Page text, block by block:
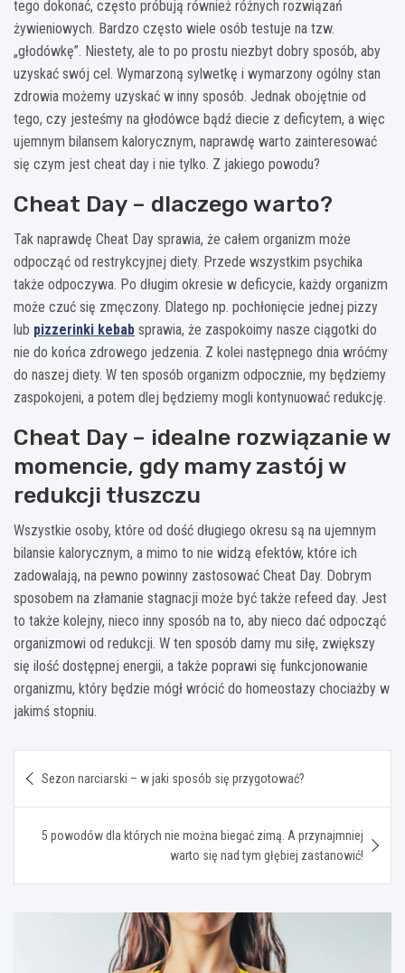
tego dokonać, często próbują również różnych rozwiązań
żywieniowych. Bardzo często wiele osób testuje na tzw.
„głodówkę”. Niestety, ale to po prostu niezbyt dobry sposób, aby
uzyskać swój cel. Wymarzoną sylwetkę i wymarzony ogólny stan
zdrowia możemy uzyskać w inny sposób. Jednak obojętnie od
tego, czy jesteśmy na głodówce bądź diecie z deficytem, a więc
ujemnym bilansem kalorycznym, naprawdę warto zainteresować
się czym jest cheat day i nie tylko. Z jakiego powodu?
Cheat Day – dlaczego warto?
Tak naprawdę Cheat Day sprawia, że całem organizm może
odpocząć od restrykcyjnej diety. Przede wszystkim psychika
także odpoczywa. Po długim okresie w deficycie, każdy organizm
może czuć się zmęczony. Dlatego np. pochłonięcie jednej pizzy
lub pizzerinki kebab sprawia, że zaspokoimy nasze ciągotki do
nie do końca zdrowego jedzenia. Z kolei następnego dnia wróćmy
do naszej diety. W ten sposób organizm odpocznie, my będziemy
zaspokojeni, a potem dlej będziemy mogli kontynuować redukcję.
Cheat Day – idealne rozwiązanie w
momencie, gdy mamy zastój w
redukcji tłuszczu
Wszystkie osoby, które od dość długiego okresu są na ujemnym
bilansie kalorycznym, a mimo to nie widzą efektów, które ich
zadowalają, na pewno powinny zastosować Cheat Day. Dobrym
sposobem na złamanie stagnacji może być także refeed day. Jest
to także kolejny, nieco inny sposób na to, aby nieco dać odpocząć
organizmowi od redukcji. W ten sposób damy mu siłę, zwiększy
się ilość dostępnej energii, a także poprawi się funkcjonowanie
organizmu, który będzie mógł wrócić do homeostazy chociażby w
jakimś stopniu.
wpisu
Sezon narciarski – w jaki sposób się przygotować?
5 powodów dla których nie można biegać zimą. A przynajmniej
warto się nad tym głębiej zastanowić!